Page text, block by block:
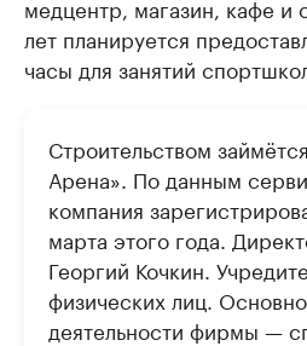
медцентр, магазин, кафе и
лет планируется
часы для занятий
Строительством
Арена». По данным
компания
марта этого года.
Георгий Кочкин.
физических лиц.
деятельности фирмы —